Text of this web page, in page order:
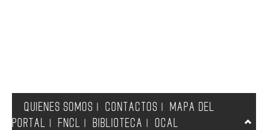
QUIENES SOMOS CONTACTOS
MAPA DEL
PORTAL
FNCL BIBLIOTECA OCAL